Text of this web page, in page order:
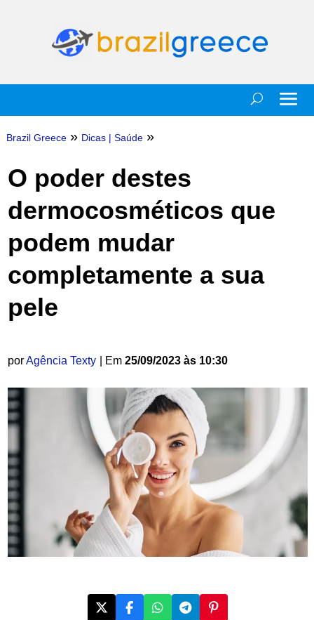
Brazil Greece » Dicas| Saúde »
O poder destes
dermocosméticos que
podem mudar
completamente a sua
pele
porAgência Texty | Em 25/09/2023 às 10:30